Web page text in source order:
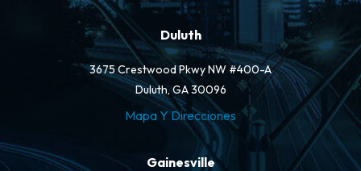
Duluth
3675 Crestwood Pkwy NW #400-A
Duluth, GA 30096
Mapa Y Direcciones
Gainesville